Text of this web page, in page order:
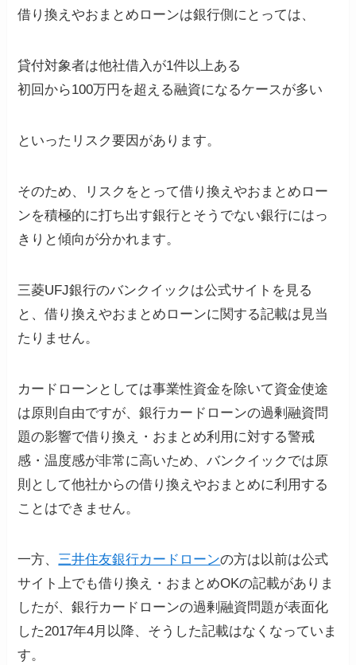
借り換えやおまとめローンは銀行側にとっては、
貸付対象者は他社借入が1件以上ある
初回から100万円を超える融資になるケースが多い
といったリスク要因があります。
そのため、リスクをとって借り換えやおまとめロー
ンを積極的に打ち出す銀行とそうでない銀行にはっ
きりと傾向が分かれます。
三菱UFJ銀行のバンクイックは公式サイトを見る
と、借り換えやおまとめローンに関する記載は見当
たりません。
カードローンとしては事業性資金を除いて資金使途
は原則自由ですが、銀行カードローンの過剰融資問
題の影響で借り換え・おまとめ利用に対する警戒
感・温度感が非常に高いため、バンクイックでは原
則として他社からの借り換えやおまとめに利用する
ことはできません。
一方、三井住友銀行カードローンの方は以前は公式
サイト上でも借り換え・おまとめOKの記載がありま
したが、銀行カードローンの過剰融資問題が表面化
した2017年4月以降、そうした記載はなくなっていま
す。